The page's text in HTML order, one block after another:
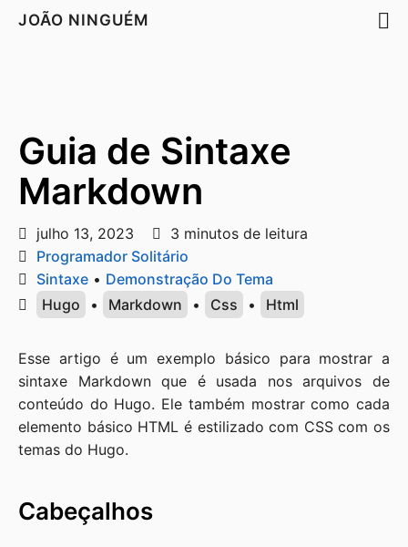
JOÃO NINGUÉM
Guia de Sintaxe
Markdown
julho 13, 2023
3 minutos de leitura
Programador Solitário
Sintaxe • Demonstração Do Tema
Hugo
• Markdown • Css • Html
Esse artigo é um exemplo básico para mostrar a
sintaxe Markdown que é usada nos arquivos de
conteúdo do Hugo. Ele também mostrar como cada
elemento básico HTML é estilizado com CSS com os
temas do Hugo.
Cabeçalhos